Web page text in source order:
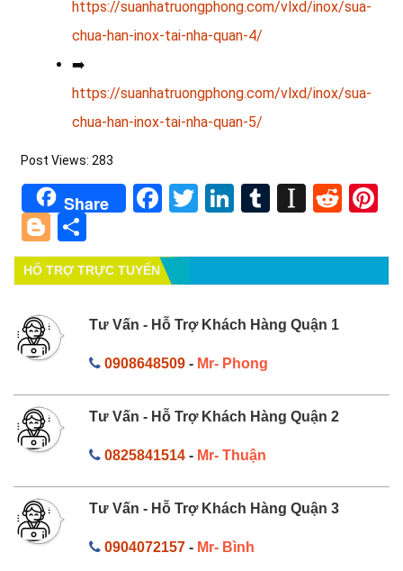
https://suanhatruongphong.com/vlxd/inox/sua-
chua-han-inox-tai-nha-quan-4/
➡️
https://suanhatruongphong.com/vlxd/inox/sua-
chua-han-inox-tai-nha-quan-5/
Post Views: 283
Share Facebook
TwitterLinkedIn
Tumblr
Blogger
HỔ TRỢ TRỰC TUYẾN
Tư Vấn - Hỗ Trợ Khách Hàng Quận 1
0908648509- Mr- Phong
Tư Vấn - Hỗ Trợ Khách Hàng Quận 2
0825841514- Mr- Thuận
Tư Vấn - Hỗ Trợ Khách Hàng Quận 3
0904072157- Mr- Bình